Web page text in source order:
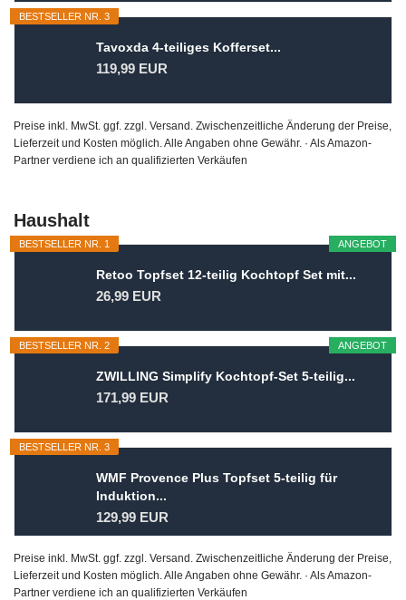
BESTSELLER NR. 3
Tavoxda 4-teiliges Kofferset...
119,99 EUR
Preise inkl. MwSt. ggf. zzgl. Versand. Zwischenzeitliche Änderung der Preise,
Lieferzeit und Kosten möglich. Alle Angaben ohne Gewähr. · Als Amazon-
Partner verdiene ich an qualifizierten Verkäufen
Haushalt
ANGEBOT
BESTSELLER NR. 1
Retoo Topfset 12-teilig Kochtopf Set mit...
26,99 EUR
ANGEBOT
BESTSELLER NR. 2
ZWILLING Simplify Kochtopf-Set 5-teilig...
171,99 EUR
BESTSELLER NR. 3
WMF Provence Plus Topfset 5-teilig für
Induktion...
129,99 EUR
Preise inkl. MwSt. ggf. zzgl. Versand. Zwischenzeitliche Änderung der Preise,
Lieferzeit und Kosten möglich. Alle Angaben ohne Gewähr. · Als Amazon-
Partner verdiene ich an qualifizierten Verkäufen